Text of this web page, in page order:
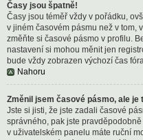
Časy jsou špatně!
Časy jsou téměř vždy v pořádku,
v jiném časovém pásmu než v tom,
změňte si časové pásmo v profilu.
nastavení si mohou měnit jen
bude vždy zobrazen výchozí čas
Nahoru
Změnil jsem časové pásmo, ale je
Jste si jisti, že jste zadali časové
správného, pak jste
v uživatelském panelu máte ruční